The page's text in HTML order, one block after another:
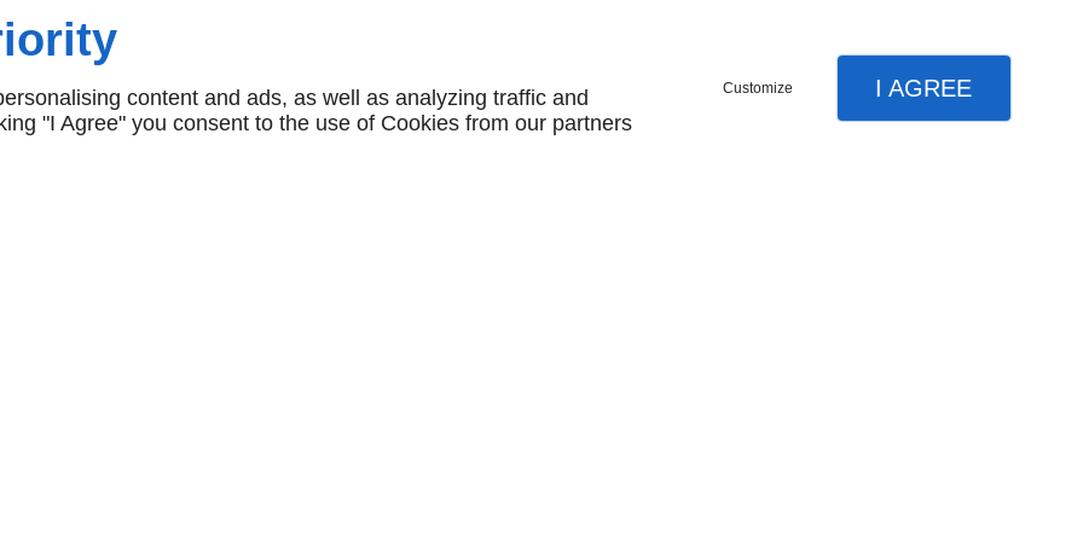
de garde
content and ads, as well as analyzing traffic and
"I Agree" you consent to the use of Cookies from our partners
Customize I AGREE